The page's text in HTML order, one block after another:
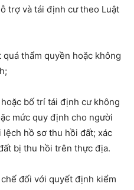
trợ và tái định cư theo Luật
thẩm quyền hoặc không
bố trí tái định cư không
mức quy định cho người
hồ sơ thu hồi đất; xác
bị thu hồi trên thực địa.
đối với quyết định kiểm